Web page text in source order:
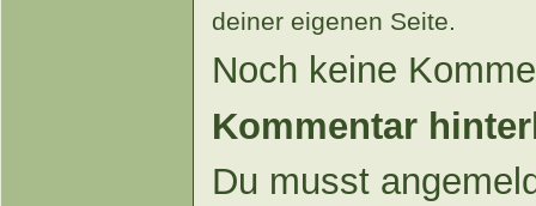
deiner eigenen Seite.
Noch keine
Kommentar
Du musst